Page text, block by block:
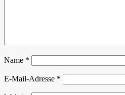
Name *
E-Mail-Adresse *